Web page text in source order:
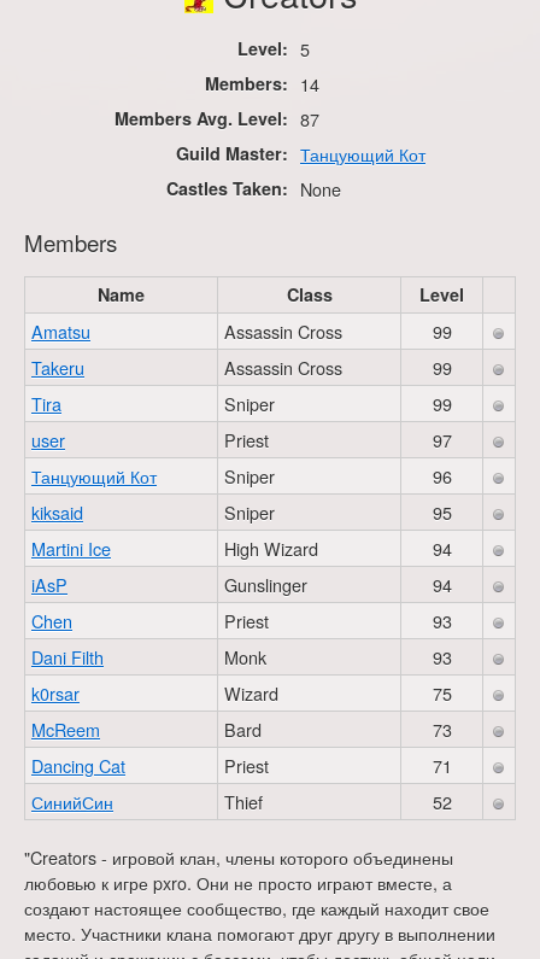
Level: 5
Members: 14
Members Avg. Level: 87
Guild Master: Танцующий Кот
Castles Taken: None
Members
Name Class Level
Amatsu Assassin Cross
99
Takeru
Assassin Cross
99
Tira
Sniper
99
user
Priest
97
Танцующий Кот
Sniper
96
kiksaid
Sniper
95
Martini Ice
High Wizard
94
iAsP
Gunslinger
94
Chen
Priest
93
Dani Filth
Monk
93
k0rsar
Wizard
75
McReem
Bard
73
Dancing Cat
Priest
71
СинийСин
Thief 52
"Creators - игровой клан, члены которого объединены
любовью к игре pxro. Они не просто играют вместе, а
создают настоящее сообщество, где каждый находит свое
место. Участники клана помогают друг другу в выполнении